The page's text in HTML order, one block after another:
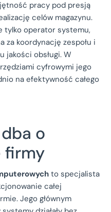
pracy pod presją
celów magazynu.
tylko operator systemu,
za koordynację zespołu i
jakości obsługi. W
cyfrowymi jego
na efektywność całego
o
firmy
to specjalista
całej
Jego głównym